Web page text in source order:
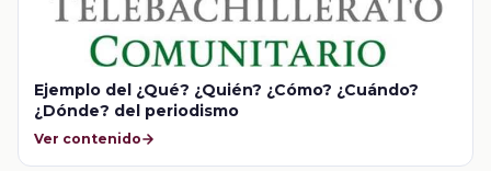
Ejemplo del ¿Qué? ¿Quién? ¿Cómo? ¿Cuándo?
¿Dónde? del periodismo
Ver contenido